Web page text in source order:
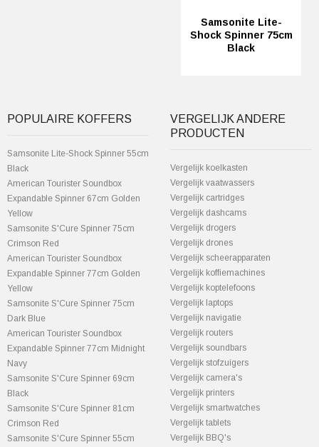
Samsonite Lite-
Shock Spinner 75cm
Black
POPULAIRE KOFFERS
Samsonite Lite-Shock Spinner 55cm
Black
American Tourister Soundbox
Expandable Spinner 67cm Golden
Yellow
Samsonite S'Cure Spinner 75cm
Crimson Red
American Tourister Soundbox
Expandable Spinner 77cm Golden
Yellow
Samsonite S'Cure Spinner 75cm
Dark Blue
American Tourister Soundbox
Expandable Spinner 77cm Midnight
Navy
Samsonite S'Cure Spinner 69cm
Black
Samsonite S'Cure Spinner 81cm
Crimson Red
Samsonite S'Cure Spinner 55cm
VERGELIJK ANDERE
PRODUCTEN
Vergelijk koelkasten
Vergelijk vaatwassers
Vergelijk cartridges
Vergelijk dashcams
Vergelijk drogers
Vergelijk drones
Vergelijk scheerapparaten
Vergelijk koffiemachines
Vergelijk koptelefoons
Vergelijk laptops
Vergelijk navigatie
Vergelijk routers
Vergelijk soundbars
Vergelijk stofzuigers
Vergelijk camera's
Vergelijk printers
Vergelijk smartwatches
Vergelijk tablets
Vergelijk BBQ's